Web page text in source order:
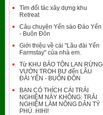
Tìm đối tác xây dựng khu
Retreat
Câu chuyện Yến sào Đảo Yến
- Buôn Đôn
Giới thiệu về cái "Lâu đài Yến
Farmstay" của nhà em.
Từ KHU BẢO TỒN LAN RỪNG
VƯỜN TROH BƯ đến LÂU
ĐÀI YẾN - BUÔN ĐÔN
BẠN CÓ THÍCH CÁI TRẢI
NGHIỆM NÀY KHÔNG: TRẢI
NGHIỆM LÀM NÔNG DÂN TỶ
PHÚ. HIHI!